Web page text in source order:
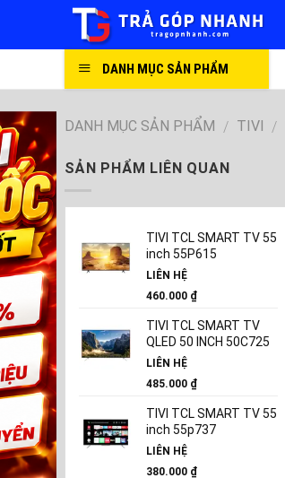
DANH MỤC SẢN PHẨM
DANH MỤC SẢN PHẨM / TIVI /
SẢN PHẨM LIÊN QUAN
TIVI TCL SMART TV 55
inch 55P615
LIÊN HỆ
460.000 ₫
TIVI TCL SMART TV
QLED 50 INCH 50C725
LIÊN HỆ
485.000 ₫
TIVI TCL SMART TV 55
inch 55p737
LIÊN HỆ
380.000 ₫